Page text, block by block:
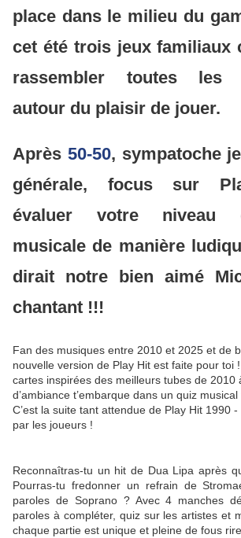
place dans le milieu du
cet été trois jeux familiaux
rassembler toutes les
autour du plaisir de jouer.
Après 50-50, sympatoche
générale, focus sur
évaluer votre niveau
musicale de manière
dirait notre bien aimé
chantant !!!
Fan des musiques entre 2010 et 2025 et de
nouvelle version de Play Hit est faite pour toi
cartes inspirées des meilleurs tubes de 2010
d’ambiance t’embarque dans un quiz
C’est la suite tant attendue de Play Hit 1990
par les joueurs !
Reconnaîtras-tu un hit de Dua Lipa après
Pourras-tu fredonner un refrain de
paroles de Soprano ? Avec 4 manches
paroles à compléter, quiz sur les artistes et
chaque partie est unique et pleine de fous